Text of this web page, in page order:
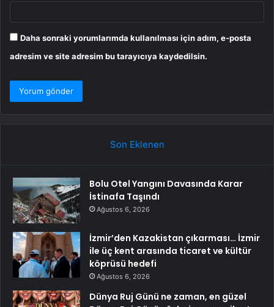
Daha sonraki yorumlarımda kullanılması için adım, e-posta
adresim ve site adresim bu tarayıcıya kaydedilsin.
Son Eklenen
Bolu Otel Yangını Davasında Karar
İstinafa Taşındı
Ağustos 6, 2026
İzmir’den Kazakistan çıkarması… İzmir
ile üç kent arasında ticaret ve kültür
köprüsü hedefi
Ağustos 6, 2026
Dünya Ruj Günü ne zaman, en güzel